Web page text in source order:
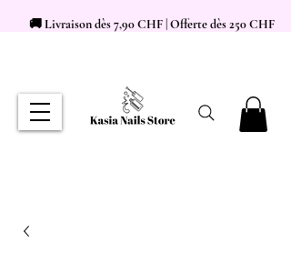
🚚 Livraison dès 7,90 CHF | Offerte dès 250 CHF